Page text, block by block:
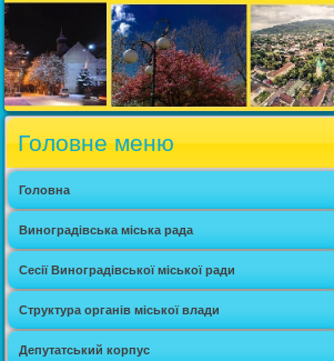
Головне меню
Головна
Виноградівська міська рада
Сесії Виноградівської міської ради
Структура органів міської влади
Депутатський корпус